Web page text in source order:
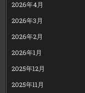
2026年4月
2026年3月
2026年2月
2026年1月
2025年12月
2025年11月